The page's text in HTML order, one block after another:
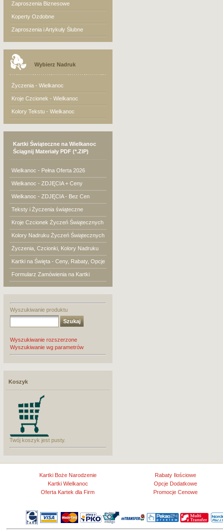
Zaproszenia Biznesowe
Koperty Ozdobne
Zaproszenia i Artykuły Ślubne
Wybierz Nadruk
Życzenia - Wielkanoc
Kroje Czcionek - Wielkanoc
Kolory Tekstu - Wielkanoc
Kartki Świąteczne na Wielkanoc
Ściągnij Materiały PDF (*.ZIP)
Wielkanoc - Pełna Oferta 2026
Wielkanoc - ZDJĘCIA + Ceny
Wielkanoc - ZDJĘCIA - Bez Cen
Teksty i Życzenia świąteczne
Kroje Czcionek Życzeń Świątecznych
Kolory Nadruku Życzeń Świątecznych
Życzenia, Czcionki, Kolory Nadruku
Kartki na Święta - Ceny, Rabaty, Opcje
Formularz Zamówienia na Kartki
Wyszukiwanie produktu
Wyszukiwanie rozszerzone
Wyszukiwanie wg parametrów
Koszyk
Twój koszyk jest pusty.
Kartki Boże Narodzenie
Rabaty Ilościowe
Kartki Wielkanoc
Opcje Dodatkowe
Oferta Kartek dla Firm
Promocje Cenowe